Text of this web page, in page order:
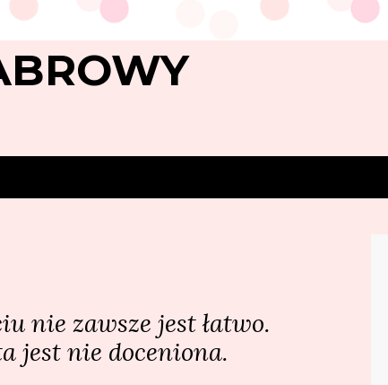
nie zawsze jest łatwo.
jest nie doceniona.